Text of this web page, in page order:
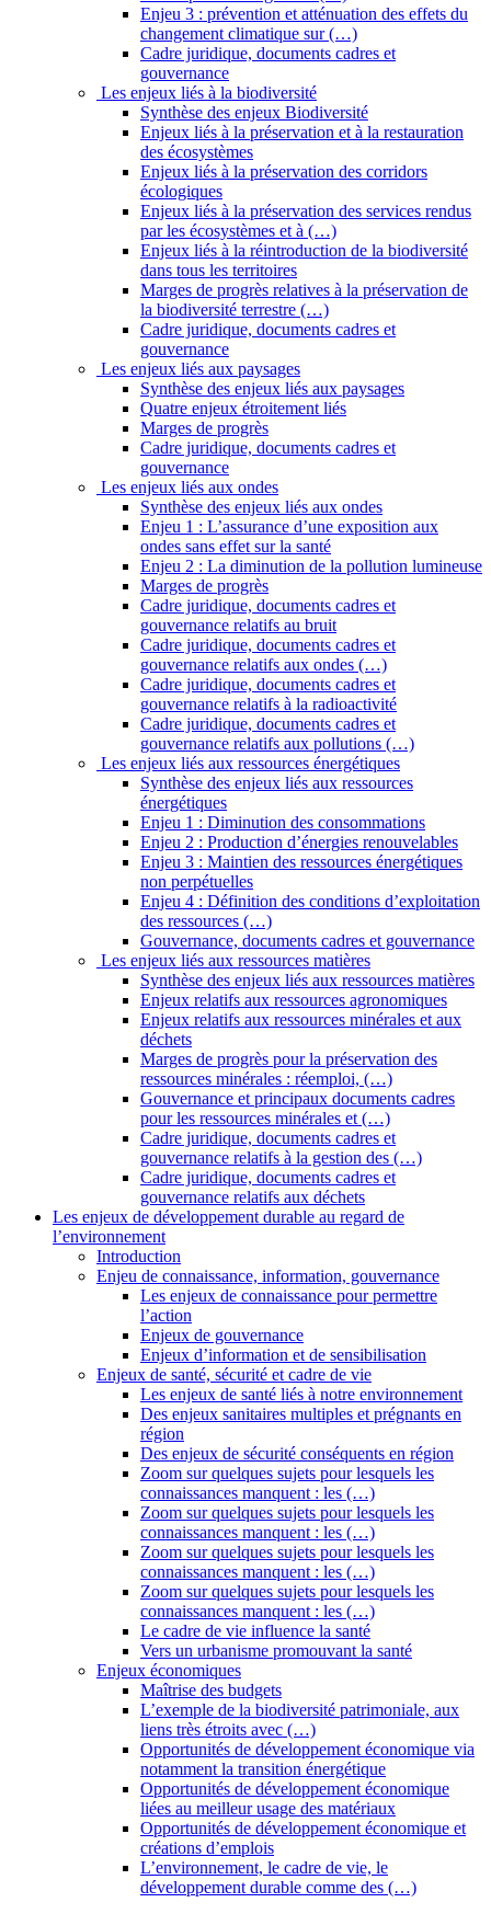
Enjeu 3 : prévention et atténuation des effets du
changement climatique sur (…)
Cadre juridique, documents cadres et
gouvernance
Les enjeux liés à la biodiversité
Synthèse des enjeux Biodiversité
Enjeux liés à la préservation et à la restauration
des écosystèmes
Enjeux liés à la préservation des corridors
écologiques
Enjeux liés à la préservation des services rendus
par les écosystèmes et à (…)
Enjeux liés à la réintroduction de la biodiversité
dans tous les territoires
Marges de progrès relatives à la préservation de
la biodiversité terrestre (…)
Cadre juridique, documents cadres et
gouvernance
Les enjeux liés aux paysages
Synthèse des enjeux liés aux paysages
Quatre enjeux étroitement liés
Marges de progrès
Cadre juridique, documents cadres et
gouvernance
Les enjeux liés aux ondes
Synthèse des enjeux liés aux ondes
Enjeu 1 : L’assurance d’une exposition aux
ondes sans effet sur la santé
Enjeu 2 : La diminution de la pollution lumineuse
Marges de progrès
Cadre juridique, documents cadres et
gouvernance relatifs au bruit
Cadre juridique, documents cadres et
gouvernance relatifs aux ondes (…)
Cadre juridique, documents cadres et
gouvernance relatifs à la radioactivité
Cadre juridique, documents cadres et
gouvernance relatifs aux pollutions (…)
Les enjeux liés aux ressources énergétiques
Synthèse des enjeux liés aux ressources
énergétiques
Enjeu 1 : Diminution des consommations
Enjeu 2 : Production d’énergies renouvelables
Enjeu 3 : Maintien des ressources énergétiques
non perpétuelles
Enjeu 4 : Définition des conditions d’exploitation
des ressources (…)
Gouvernance, documents cadres et gouvernance
Les enjeux liés aux ressources matières
Synthèse des enjeux liés aux ressources matières
Enjeux relatifs aux ressources agronomiques
Enjeux relatifs aux ressources minérales et aux
déchets
Marges de progrès pour la préservation des
ressources minérales : réemploi, (…)
Gouvernance et principaux documents cadres
pour les ressources minérales et (…)
Cadre juridique, documents cadres et
gouvernance relatifs à la gestion des (…)
Cadre juridique, documents cadres et
gouvernance relatifs aux déchets
Les enjeux de développement durable au regard de
l’environnement
Introduction
Enjeu de connaissance, information, gouvernance
Les enjeux de connaissance pour permettre
l’action
Enjeux de gouvernance
Enjeux d’information et de sensibilisation
Enjeux de santé, sécurité et cadre de vie
Les enjeux de santé liés à notre environnement
Des enjeux sanitaires multiples et prégnants en
région
Des enjeux de sécurité conséquents en région
Zoom sur quelques sujets pour lesquels les
connaissances manquent : les (…)
Zoom sur quelques sujets pour lesquels les
connaissances manquent : les (…)
Zoom sur quelques sujets pour lesquels les
connaissances manquent : les (…)
Zoom sur quelques sujets pour lesquels les
connaissances manquent : les (…)
Le cadre de vie influence la santé
Vers un urbanisme promouvant la santé
Enjeux économiques
Maîtrise des budgets
L’exemple de la biodiversité patrimoniale, aux
liens très étroits avec (…)
Opportunités de développement économique via
notamment la transition énergétique
Opportunités de développement économique
liées au meilleur usage des matériaux
Opportunités de développement économique et
créations d’emplois
L’environnement, le cadre de vie, le
développement durable comme des (…)